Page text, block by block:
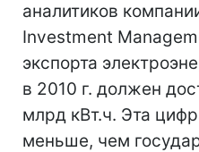
аналитиков
Investment
экспорта
в 2010 г. должен
млрд кВт.ч. Эта
меньше, чем